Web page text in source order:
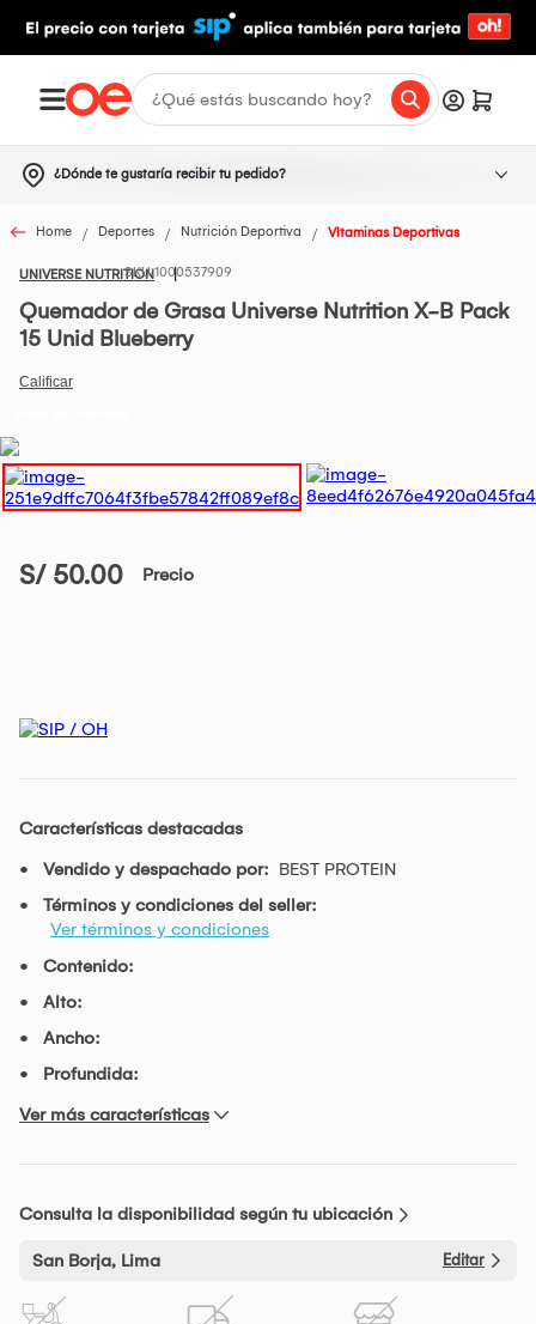
¿Dónde te gustaría recibir tu pedido?
Home Deportes Nutrición Deportiva VItaminas Deportivas
UNIVERSE NUTRITION1000537909
Quemador de Grasa Universe Nutrition X-B Pack
15 Unid Blueberry
S/ 50.00 Precio
Características destacadas
Vendido y despachado por: BEST PROTEIN
Términos y condiciones del seller:
Ver términos y condiciones
Contenido:
Alto:
Ancho:
Profundida:
Ver más características
Consulta la disponibilidad según tu ubicación
San Borja, Lima Editar